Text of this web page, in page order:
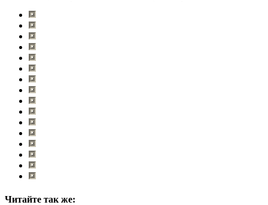
Читайте так же: